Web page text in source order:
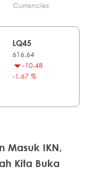
Currencies
LQ45
616.64
-10.48
-1.67 %
Masuk IKN,
Kita Buka